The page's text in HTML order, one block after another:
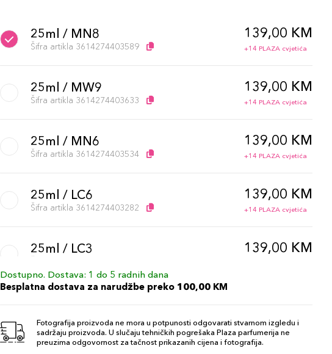
25ml / MN8
Šifra artikla 3614274403589
139,00 KM
+14 PLAZA cvjetića
25ml / MW9
Šifra artikla 3614274403633
139,00 KM
+14 PLAZA cvjetića
25ml / MN6
Šifra artikla 3614274403534
139,00 KM
+14 PLAZA cvjetića
25ml / LC6
Šifra artikla 3614274403282
139,00 KM
+14 PLAZA cvjetića
25ml / LC3 139,00 KM
Dostupno. Dostava: 1 do 5 radnih dana
Besplatna dostava za narudžbe preko 100,00 KM
Fotografija proizvoda ne mora u potpunosti odgovarati stvarnom izgledu i
sadržaju proizvoda. U slučaju tehničkih pogrešaka Plaza parfumerija ne
preuzima odgovornost za tačnost prikazanih cijena i fotografija.